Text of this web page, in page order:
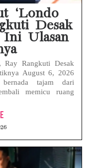
‘Londo
Desak
Ini Ulasan
Ray Rangkuti Desak
August 6, 2026
bernada tajam dari
memicu ruang